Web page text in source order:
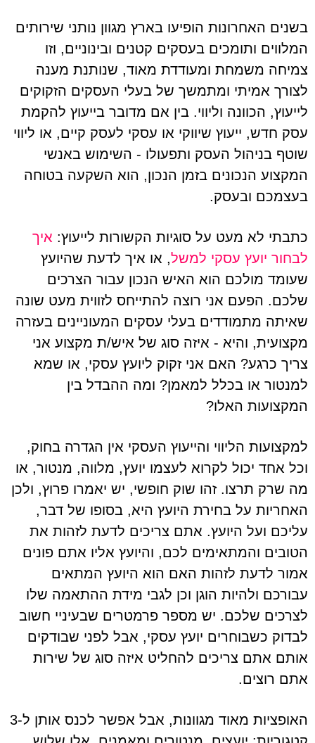
בשנים האחרונות הופיעו בארץ מגוון נותני שירותים
המלווים ותומכים בעסקים קטנים ובינוניים, וזו
צמיחה משמחת ומעודדת מאוד, שנותנת מענה
לצורך אמיתי ומתמשך של בעלי העסקים הזקוקים
לייעוץ, הכוונה וליווי. בין אם מדובר בייעוץ להקמת
עסק חדש, ייעוץ שיווקי או עסקי לעסק קיים, או ליווי
שוטף בניהול העסק ותפעולו - השימוש באנשי
המקצוע הנכונים בזמן הנכון, הוא השקעה בטוחה
בעצמכם ובעסק.
כתבתי לא מעט על סוגיות הקשורות לייעוץ: איך
לבחור יועץ עסקי למשל, או איך לדעת שהיועץ
שעומד מולכם הוא האיש הנכון עבור הצרכים
שלכם. הפעם אני רוצה להתייחס לזווית מעט שונה
שאיתה מתמודדים בעלי עסקים המעוניינים בעזרה
מקצועית, והיא - איזה סוג של איש/ת מקצוע אני
צריך כרגע? האם אני זקוק ליועץ עסקי, או שמא
למנטור או בכלל למאמן? ומה ההבדל בין
המקצועות האלו?
למקצועות הליווי והייעוץ העסקי אין הגדרה בחוק,
וכל אחד יכול לקרוא לעצמו יועץ, מלווה, מנטור, או
מה שרק תרצו. זהו שוק חופשי, יש יאמרו פרוץ, ולכן
האחריות על בחירת היועץ היא, בסופו של דבר,
עליכם ועל היועץ. אתם צריכים לדעת לזהות את
הטובים והמתאימים לכם, והיועץ אליו אתם פונים
אמור לדעת לזהות האם הוא היועץ המתאים
עבורכם ולהיות הוגן וכן לגבי מידת ההתאמה שלו
לצרכים שלכם. יש מספר פרמטרים שבעיניי חשוב
לבדוק כשבוחרים יועץ עסקי, אבל לפני שבודקים
אותם אתם צריכים להחליט איזה סוג של שירות
אתם רוצים.
האופציות מאוד מגוונות, אבל אפשר לכנס אותן ל-3